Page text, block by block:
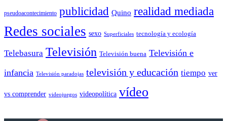
pseudoacontecimiento publicidad Quino realidad mediada
Redes sociales sexo Superficiales tecnología y ecología
Telebasura Televisión Televisión buena Televisión e
infancia Televisión paradojas televisión y educación tiempo ver
vs comprender videojuegos videopolítica vídeo